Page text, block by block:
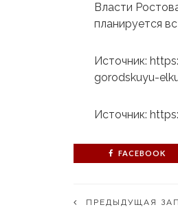
Власти
планируется
Источник:
gorodskuyu-
Источник:
FACEBOOK
ПРЕДЫДУЩАЯ